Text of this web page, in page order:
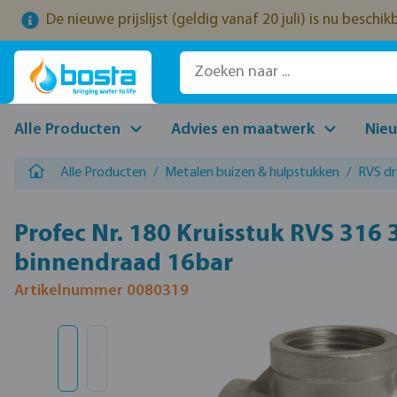
de hoofdinhoud
Ga naar de zoekopdracht
Ga naar de hoofdnavigatie
De nieuwe prijslijst (geldig vanaf 20 juli) is nu
Alle Producten Advies en maatwerk
Alle Producten / Metalen buizen & hulpstukken / RVS
Profec Nr. 180 Kruisstuk RVS 316
binnendraad 16bar
Artikelnummer 0080319